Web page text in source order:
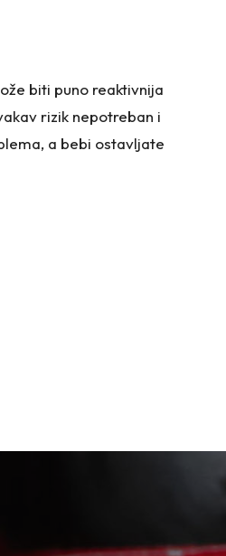
biti puno reaktivnija
rizik nepotreban i
a bebi ostavljate